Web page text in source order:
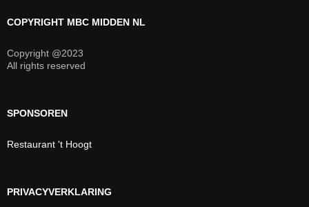
COPYRIGHT MBC MIDDEN NL
Copyright @2023
All rights reserved
SPONSOREN
Restaurant 't Hoogt
PRIVACYVERKLARING